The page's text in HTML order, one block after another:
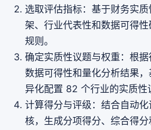
选取评估指标：基于财务实
架、行业代表性和数据可得
规则。
确定实质性议题与权重：根据
数据可得性和量化分析结果
异化配置 82 个行业的实质性
计算得分与评级：结合自动
核，生成分项得分、综合得分